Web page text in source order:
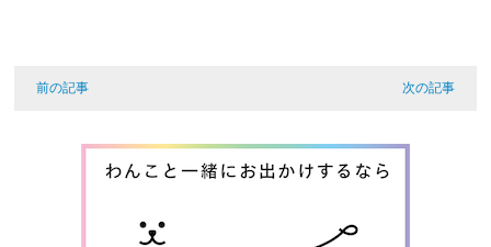
前の記事 次の記事